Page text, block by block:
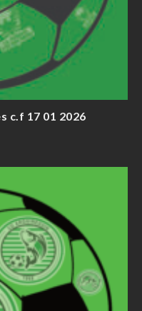
c.f 17 01 2026